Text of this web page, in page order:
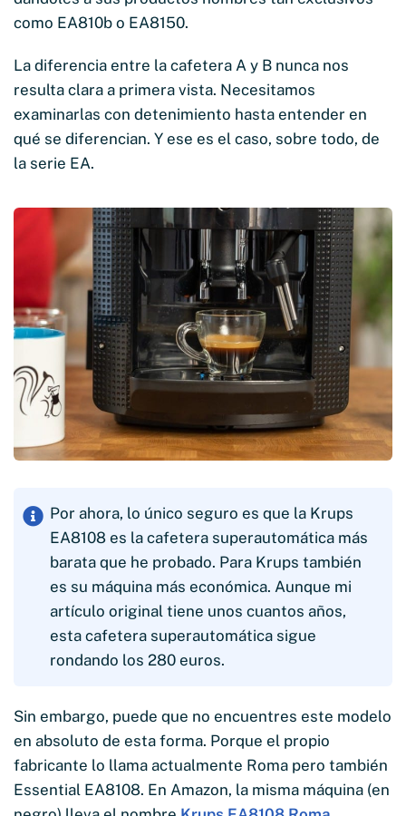
como EA810b o EA8150.
La diferencia entre la cafetera A y B nunca nos
resulta clara a primera vista. Necesitamos
examinarlas con detenimiento hasta entender en
qué se diferencian. Y ese es el caso, sobre todo, de
la serie EA.
Por ahora, lo único seguro es que la Krups
EA8108 es la cafetera superautomática más
barata que he probado. Para Krups también
es su máquina más económica. Aunque mi
artículo original tiene unos cuantos años,
esta cafetera superautomática sigue
rondando los 280 euros.
Sin embargo, puede que no encuentres este modelo
en absoluto de esta forma. Porque el propio
fabricante lo llama actualmente Roma pero también
Essential EA8108. En Amazon, la misma máquina (en